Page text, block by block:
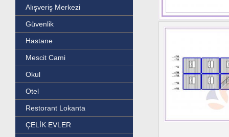
Alışveriş Merkezi
Güvenlik
Hastane
Mescit Cami
Okul
Otel
Restorant Lokanta
ÇELİK EVLER